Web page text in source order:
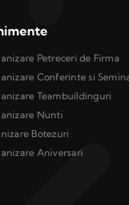
Petreceri de Firma
Conferinte si
Teambuildinguri
Nunti
Botezuri
Aniversari